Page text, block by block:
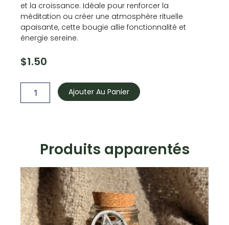
et la croissance. Idéale pour renforcer la
méditation ou créer une atmosphère rituelle
apaisante, cette bougie allie fonctionnalité et
énergie sereine.
$1.50
de
Bougie
au
Ajouter Au Panier
Produits apparentés